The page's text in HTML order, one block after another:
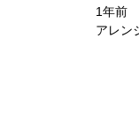
1年前
アレン